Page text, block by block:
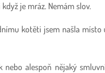
je mráz. Nemám slov.
kotěti jsem našla místo
alespoň nějaký